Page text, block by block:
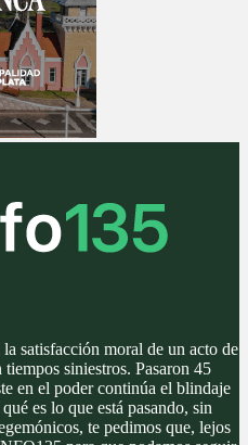
satisfacción moral de un acto de
siniestros. Pasaron 45
en el poder continúa el blindaje
es lo que está pasando, sin
te pedimos que, lejos